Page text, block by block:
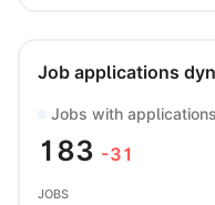
Job applications
Jobs with applications
183 -31
JOBS